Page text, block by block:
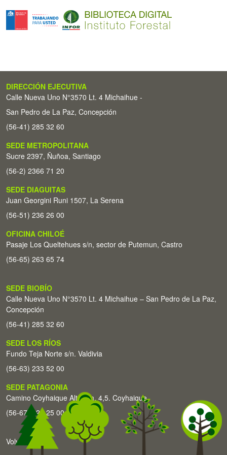
DIRECCIÓN EJECUTIVA
Calle Nueva Uno N°3570 Lt. 4 Michaihue -
San Pedro de La Paz, Concepción
(56-41) 285 32 60
SEDE METROPOLITANA
Sucre 2397, Ñuñoa, Santiago
(56-2) 2366 71 20
SEDE DIAGUITAS
Juan Georgini Runi 1507, La Serena
(56-51) 236 26 00
OFICINA CHILOÉ
Pasaje Los Queltehues s/n, sector de Putemun, Castro
(56-65) 263 65 74
SEDE BIOBÍO
Calle Nueva Uno N°3570 Lt. 4 Michaihue – San Pedro de La Paz,
Concepción
(56-41) 285 32 60
SEDE LOS RÍOS
Fundo Teja Norte s/n. Valdivia
(56-63) 233 52 00
SEDE PATAGONIA
Camino Coyhaique Alto Km. 4,5. Coyhaique
(56-67) 226 25 00
Volver arriba